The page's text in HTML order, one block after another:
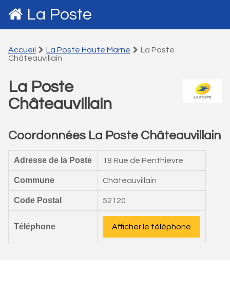
La Poste
Accueil La Poste Haute Marne
La Poste
Châteauvillain
La Poste
Châteauvillain
Coordonnées La Poste Châteauvillain
Adresse de la Poste 18 Rue de Penthièvre
Commune Châteauvillain
Code Postal 52120
Téléphone Afficher le téléphone